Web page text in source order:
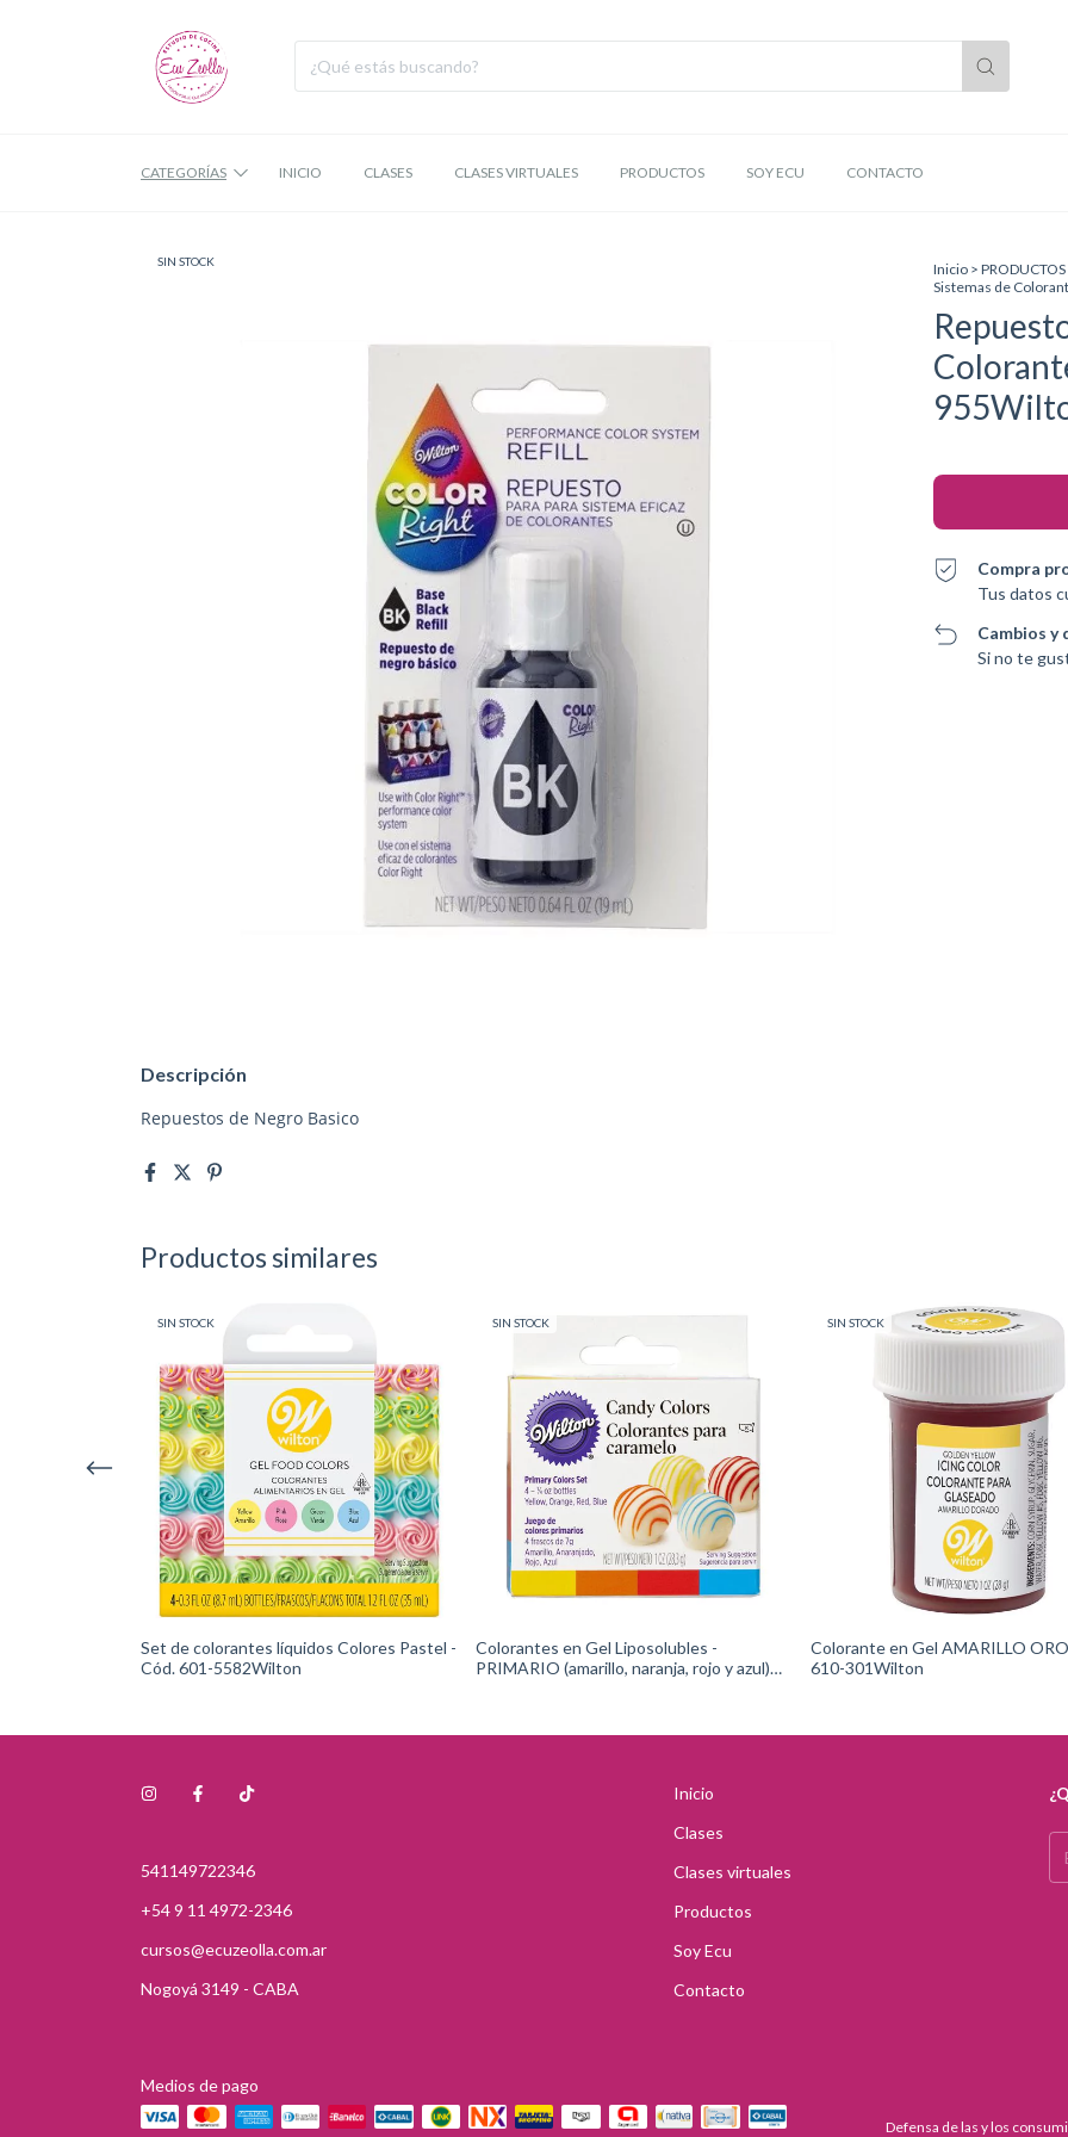
CATEGORÍAS INICIO CLASES CLASES VIRTUALES PRODUCTOS SOY ECU CONTACTO
SIN STOCK Inicio > PRODUCTOS
Sistemas de
Compra
Tus datos
Cambios y
Si no te
Descripción
Repuestos de Negro Basico
Productos similares
SIN STOCK
Set de colorantes líquidos Colores Pastel -
Cód. 601-5582Wilton
SIN STOCK
Colorantes en Gel Liposolubles -
PRIMARIO (amarillo, naranja, rojo y azul)
SIN STOCK
Colorante en Gel AMARILLO
610-301Wilton
541149722346
+54 9 11 4972-2346
cursos@ecuzeolla.com.ar
Nogoyá 3149 - CABA
Inicio
Clases
Clases virtuales
Productos
Soy Ecu
Contacto
Medios de pago
Defensa de las y los